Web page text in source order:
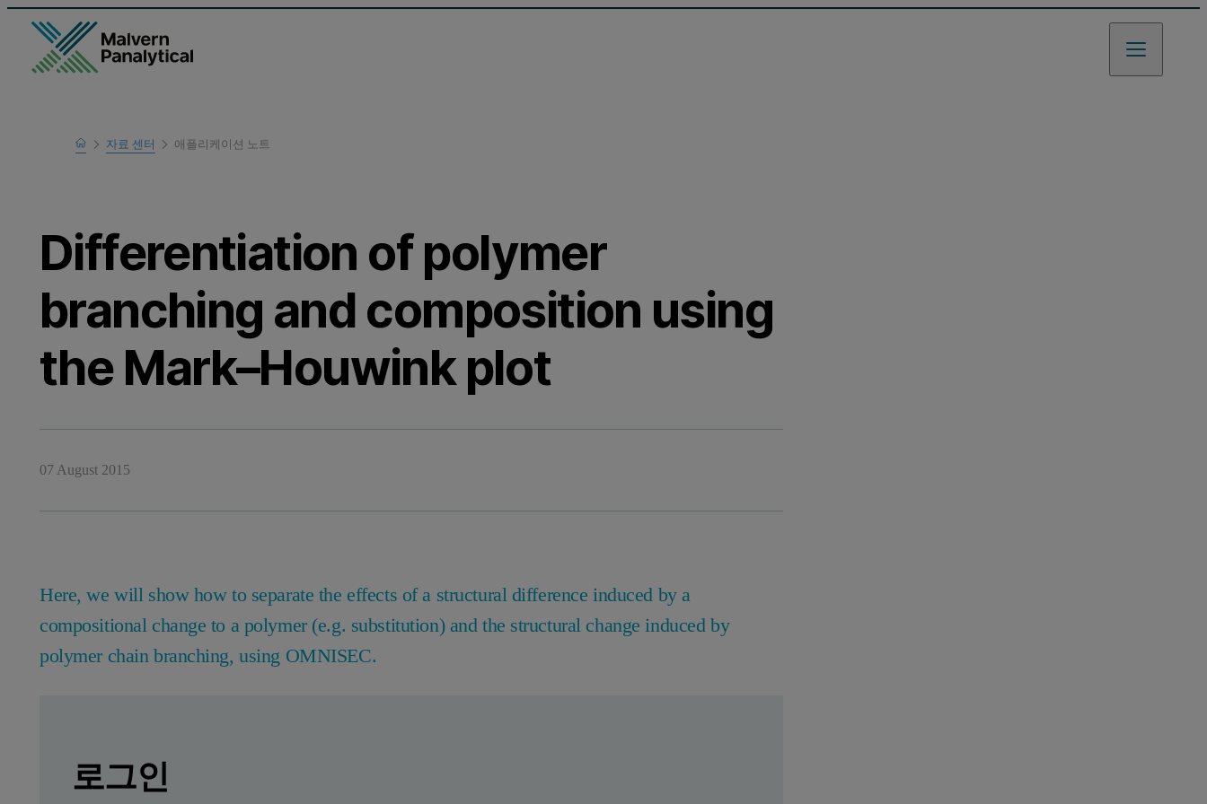
Home
Learn
자료 센터 애플리케이션 노트
Differentiation of polymer
branching and composition using
the Mark–Houwink plot
07 August 2015
Here, we will show how to separate the effects of a structural difference induced by a
compositional change to a polymer (e.g. substitution) and the structural change induced by
polymer chain branching, using OMNISEC.
Introduction
로그인